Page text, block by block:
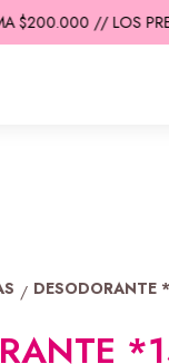
// LOS
/ DESODORANTE